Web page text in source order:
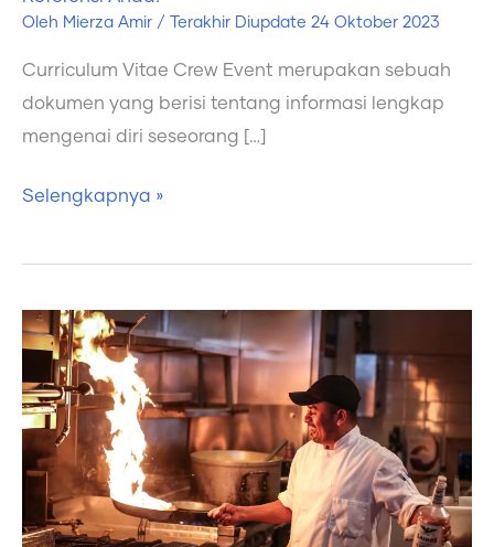
Oleh Mierza Amir / Terakhir Diupdate 24 Oktober 2023
Curriculum Vitae Crew Event merupakan sebuah
dokumen yang berisi tentang informasi lengkap
mengenai diri seseorang […]
Selengkapnya »
Contoh
Koki
yang
Tepat
dan
Bagus